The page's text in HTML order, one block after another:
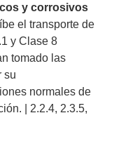
y corrosivos
el transporte de
y Clase 8
tomado las
su
normales de
| 2.2.4, 2.3.5,